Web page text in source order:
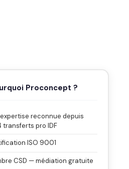
Proconcept ?
reconnue depuis
transferts pro IDF
ISO 9001
CSD — médiation gratuite